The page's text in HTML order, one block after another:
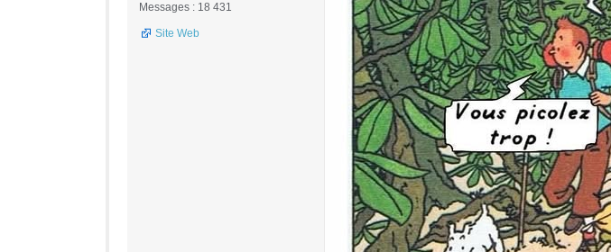
Messages : 18 431
Site Web